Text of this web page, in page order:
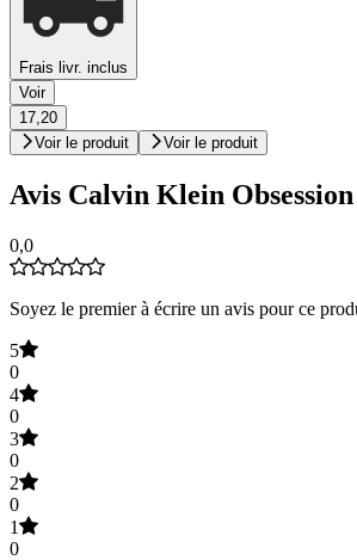
Frais livr. inclus
Voir
17,20
Voir le produit
Voir le produit
Avis Calvin Klein
0,0
Soyez le premier à écrire un avis pour ce
5
0
4
0
3
0
2
0
1
0